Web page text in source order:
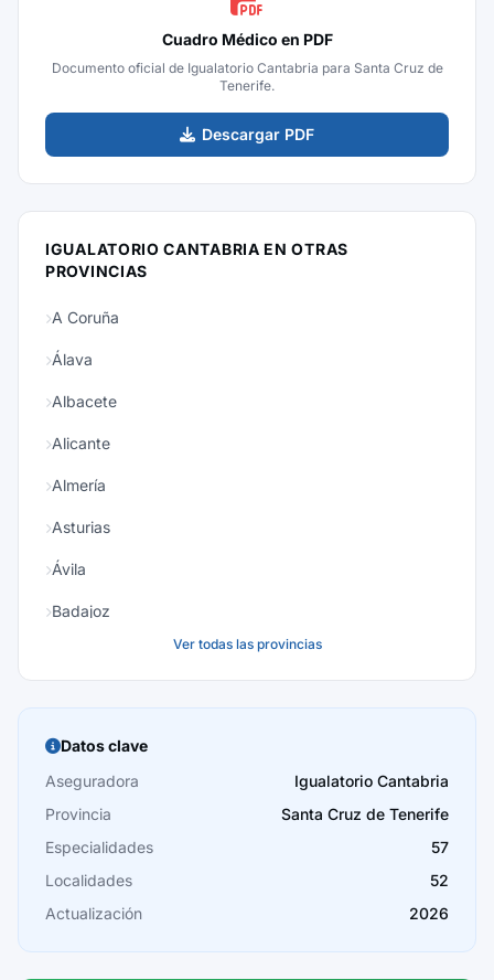
Cuadro Médico en PDF
Documento oficial de Igualatorio Cantabria para Santa Cruz de
Tenerife.
Descargar PDF
IGUALATORIO CANTABRIA EN OTRAS
PROVINCIAS
A Coruña
Álava
Albacete
Alicante
Almería
Asturias
Ávila
Badajoz
Burgos
Cáceres
Cádiz
Cantabria
Castellón
Ver todas las provincias
Datos clave
Aseguradora
Igualatorio Cantabria
Provincia
Santa Cruz de Tenerife
Especialidades
57
Localidades
52
Actualización
2026